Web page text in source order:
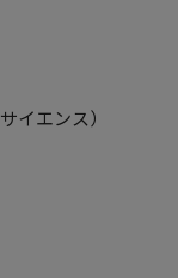
イエンス）